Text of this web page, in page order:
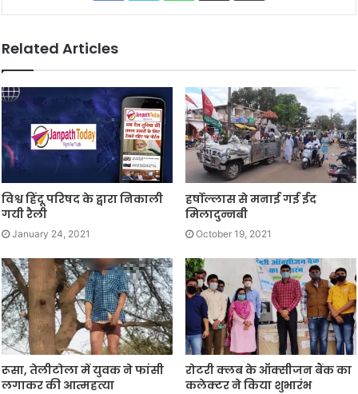
Related Articles
विश्व हिंदू परिषद के द्वारा निकाली
गयी रैली
January 24, 2021
हर्षोल्लास से मनाई गई ईद
मिलादुन्नबी
October 19, 2021
रूसा, तेलीटोला में युवक ने फांसी
लगाकर की आत्महत्या
रोटरी क्लब के ऑक्सीजन बैंक का
कलेक्टर ने किया शुभारंभ